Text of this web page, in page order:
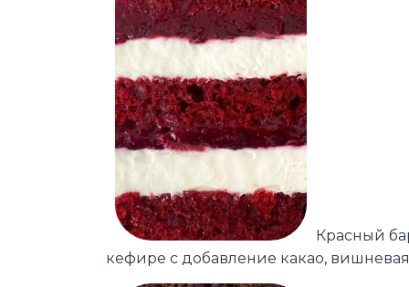
Красный
кефире с добавление какао,